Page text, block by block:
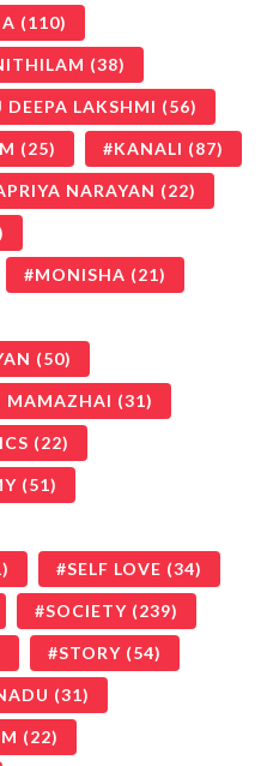
(110)
(38)
DEEPA LAKSHMI (56)
(25) KANALI (87)
NARAYAN (22)
MONISHA (21)
(50)
MAMAZHAI (31)
(22)
(51)
SELF LOVE (34)
SOCIETY (239)
STORY (54)
(31)
(22)